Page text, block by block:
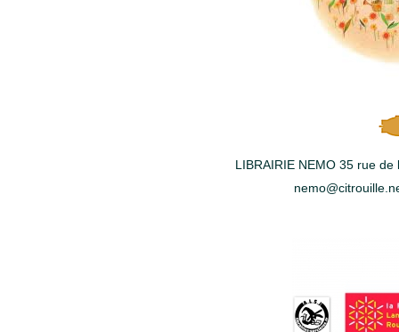
LIBRAIRIE NEMO 35 rue